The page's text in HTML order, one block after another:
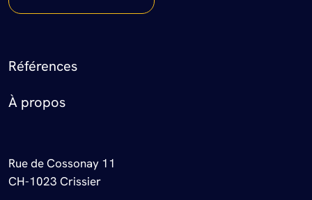
Références
À propos
Rue de Cossonay 11
CH-1023 Crissier